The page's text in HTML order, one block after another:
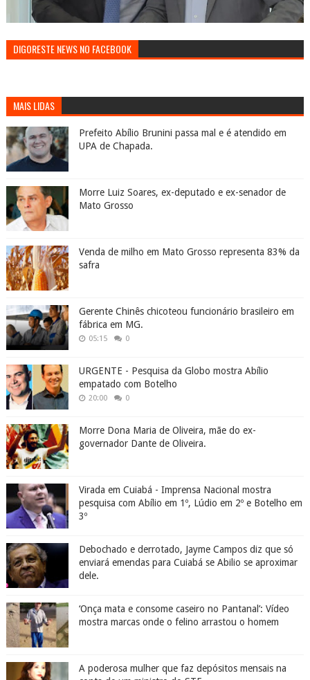
DIGORESTE NEWS NO FACEBOOK
MAIS LIDAS
Prefeito Abílio Brunini passa mal e é atendido em
UPA de Chapada.
Morre Luiz Soares, ex-deputado e ex-senador de
Mato Grosso
Venda de milho em Mato Grosso representa 83% da
safra
Gerente Chinês chicoteou funcionário brasileiro em
fábrica em MG.
05:15 0
URGENTE - Pesquisa da Globo mostra Abílio
empatado com Botelho
20:00 0
Morre Dona Maria de Oliveira, mãe do ex-
governador Dante de Oliveira.
Virada em Cuiabá - Imprensa Nacional mostra
pesquisa com Abílio em 1º, Lúdio em 2º e Botelho em
3º
Debochado e derrotado, Jayme Campos diz que só
enviará emendas para Cuiabá se Abilio se aproximar
dele.
‘Onça mata e consome caseiro no Pantanal’: Vídeo
mostra marcas onde o felino arrastou o homem
A poderosa mulher que faz depósitos mensais na